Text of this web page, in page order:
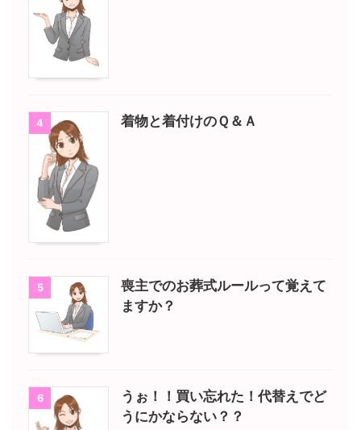
4 着物と着付けのＱ＆Ａ
5
喪主でのお葬式ルールって覚えて
ますか？
6
うぉ！！買い忘れた！代替えでど
うにかならない？？